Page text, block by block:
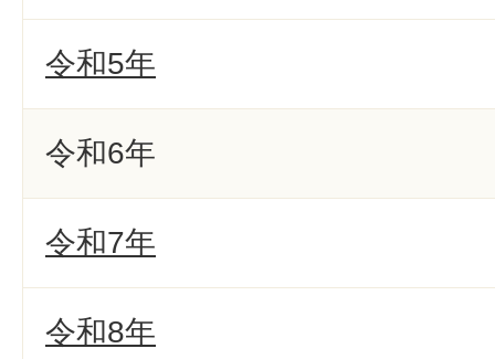
令和5年
令和6年
令和7年
令和8年